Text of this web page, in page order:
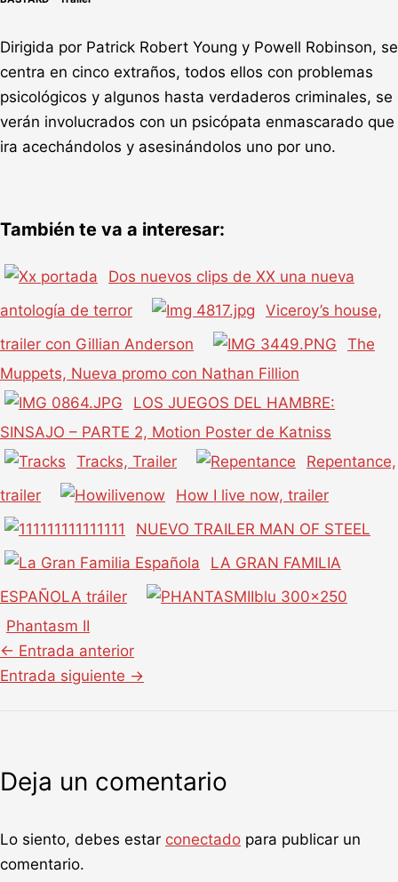
Dirigida por Patrick Robert Young y Powell Robinson, se
centra en cinco extraños, todos ellos con problemas
psicológicos y algunos hasta verdaderos criminales, se
verán involucrados con un psicópata enmascarado que
ira acechándolos y asesinándolos uno por uno.
También te va a interesar:
Dos nuevos clips de XX una nueva
antología de terror
Viceroy’s house,
trailer con Gillian Anderson
The
Muppets, Nueva promo con Nathan Fillion
LOS JUEGOS DEL HAMBRE:
SINSAJO – PARTE 2, Motion Poster de Katniss
Tracks, Trailer
Repentance,
trailer
How I live now, trailer
NUEVO TRAILER MAN OF STEEL
LA GRAN FAMILIA
ESPAÑOLA tráiler
Phantasm II
← Entrada anterior
Entrada siguiente →
Deja un comentario
Lo siento, debes estar conectado para publicar un
comentario.